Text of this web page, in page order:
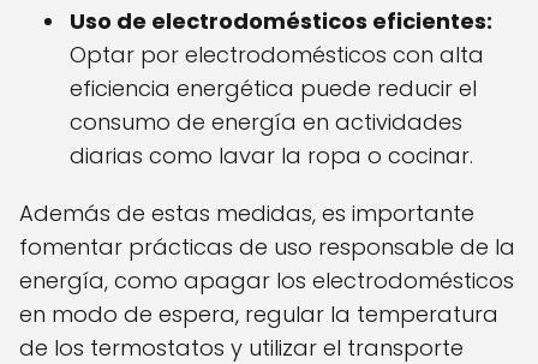
Uso de electrodomésticos eficientes:
Optar por electrodomésticos con alta
eficiencia energética puede reducir el
consumo de energía en actividades
diarias como lavar la ropa o cocinar.
Además de estas medidas, es importante
fomentar prácticas de uso responsable de la
energía, como apagar los electrodomésticos
en modo de espera, regular la temperatura
de los termostatos y utilizar el transporte